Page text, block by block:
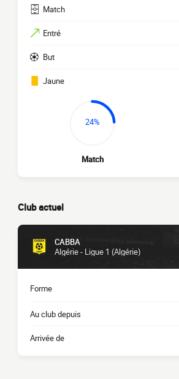
Match
Entré
But
Jaune
24%
Match
Club actuel
CABBA
Algérie - Ligue 1 (Algérie)
Forme
Au club depuis
Arrivée de